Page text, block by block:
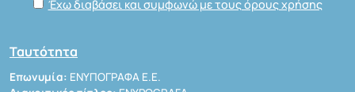
Έχω διαβάσει και συμφωνώ με τους όρους χρήσης
Ταυτότητα
Επωνυμία: ΕΝΥΠΟΓΡΑΦΑ Ε.Ε.